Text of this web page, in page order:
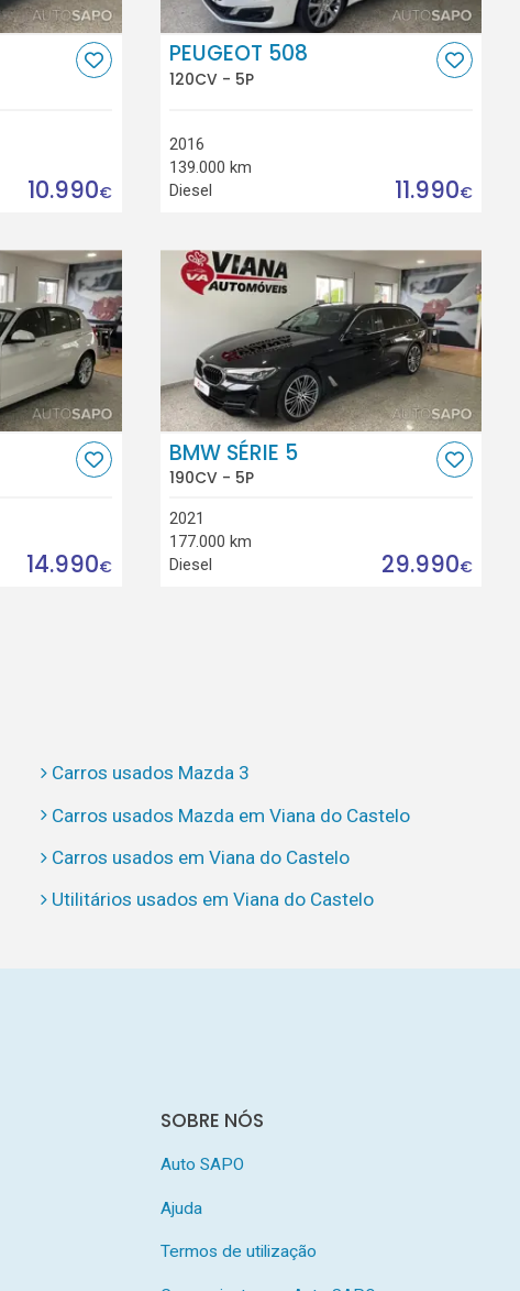
10.990€
PEUGEOT 508
120CV - 5P
2016
139.000 km
Diesel
11.990€
14.990€
BMW SÉRIE 5
190CV - 5P
2021
177.000 km
Diesel
29.990€
Carros usados Mazda 3
Carros usados Mazda em Viana do Castelo
Carros usados em Viana do Castelo
Utilitários usados em Viana do Castelo
SOBRE NÓS
Auto SAPO
Ajuda
Termos de utilização